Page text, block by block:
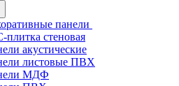
панели
плитка стеновая
акустические
листовые ПВХ
МДФ